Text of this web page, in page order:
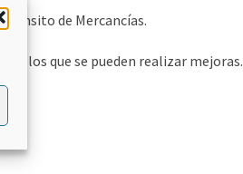
de Mercancías.
los que se pueden realizar mejoras.